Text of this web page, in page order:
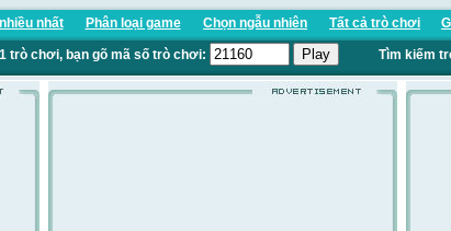
nhất Phân loại game Chọn ngẫu nhiên Tất cả trò chơi
trò chơi, bạn gõ mã số trò chơi: Tìm kiếm